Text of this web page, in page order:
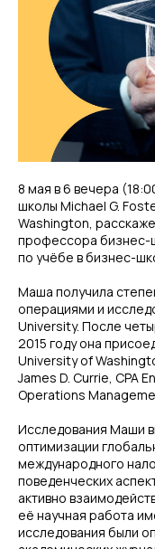
8 мая в 6 вечера
школы Michael G.
Washington,
профессора бизнес-
по учёбе в бизнес-
Маша получила
операциями и
University. После
2015 году она
University of
James D. Currie, CPA
Operations
Исследования Маши
оптимизации
международного
поведенческих
активно
её научная работа
исследования были